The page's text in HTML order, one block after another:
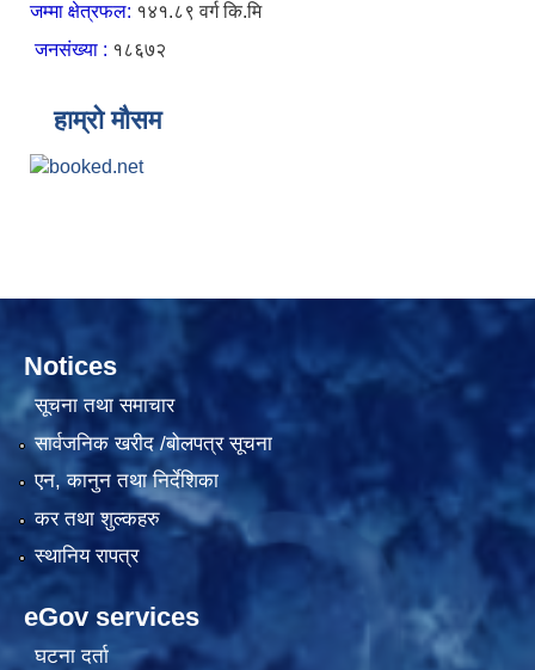
जम्मा क्षेत्रफल: १४१.८९ वर्ग कि.मि
जनसंख्या : १८६७२
हाम्रो मौसम
Notices
सूचना तथा समाचार
सार्वजनिक खरीद /बोलपत्र सूचना
एन, कानुन तथा निर्देशिका
कर तथा शुल्कहरु
स्थानिय रापत्र
eGov services
घटना दर्ता